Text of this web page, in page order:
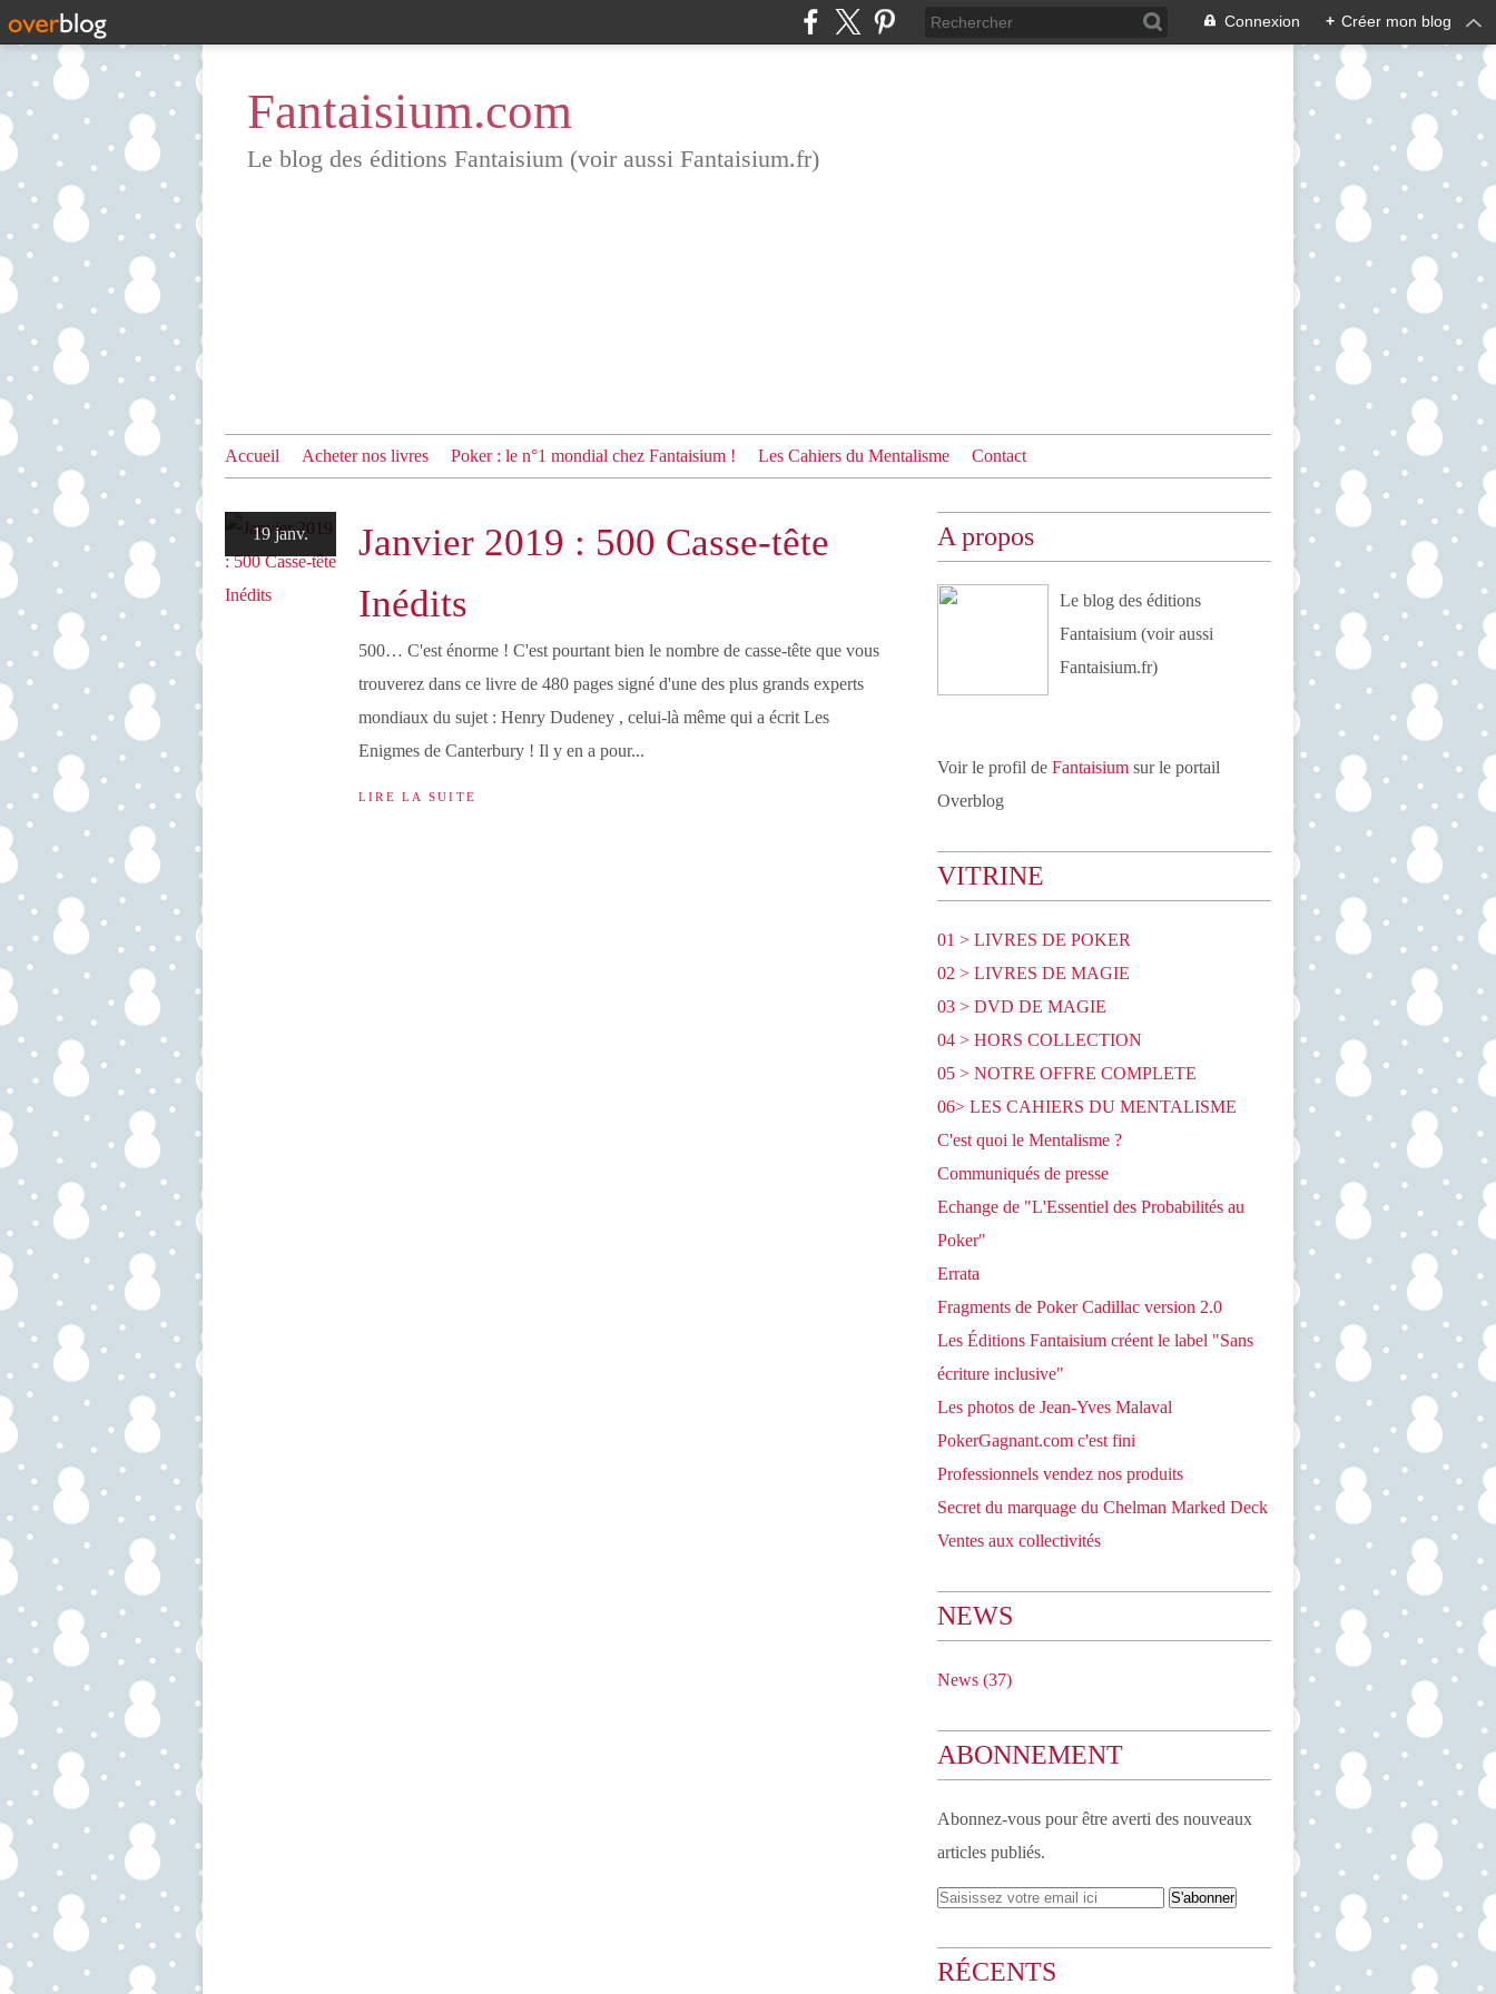
Connexion + Créer mon blog
Fantaisium.com
Le blog des éditions Fantaisium (voir aussi Fantaisium.fr)
Accueil Acheter nos livres Poker : le n°1 mondial chez Fantaisium ! Les Cahiers du Mentalisme Contact
19 janv.
Janvier 2019 : 500 Casse-tête
Inédits
500… C'est énorme ! C'est pourtant bien le nombre de casse-tête que vous
trouverez dans ce livre de 480 pages signé d'une des plus grands experts
mondiaux du sujet : Henry Dudeney , celui-là même qui a écrit Les
Enigmes de Canterbury ! Il y en a pour...
LIRE LA SUITE
A propos
Le blog des éditions
Fantaisium (voir aussi
Fantaisium.fr)
Voir le profil de Fantaisium sur le portail
Overblog
VITRINE
01 > LIVRES DE POKER
02 > LIVRES DE MAGIE
03 > DVD DE MAGIE
04 > HORS COLLECTION
05 > NOTRE OFFRE COMPLETE
06> LES CAHIERS DU MENTALISME
C'est quoi le Mentalisme ?
Communiqués de presse
Echange de "L'Essentiel des Probabilités au
Poker"
Errata
Fragments de Poker Cadillac version 2.0
Les Éditions Fantaisium créent le label "Sans
écriture inclusive"
Les photos de Jean-Yves Malaval
PokerGagnant.com c'est fini
Professionnels vendez nos produits
Secret du marquage du Chelman Marked Deck
Ventes aux collectivités
NEWS
News (37)
ABONNEMENT
Abonnez-vous pour être averti des nouveaux
articles publiés.
RÉCENTS